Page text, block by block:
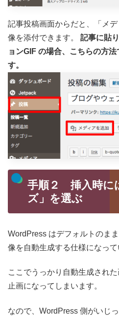
記事投稿画面からだと、「メ
像を添付できます。
記事に貼
ョンGIF の場合、こちらの方
す。
手順２ 挿入時に
ズ」を選ぶ
WordPress はデフォルトのま
像を自動生成する仕様になって
ここでうっかり自動生成され
止画になってしまいます。
なので、WordPress 側がいじ